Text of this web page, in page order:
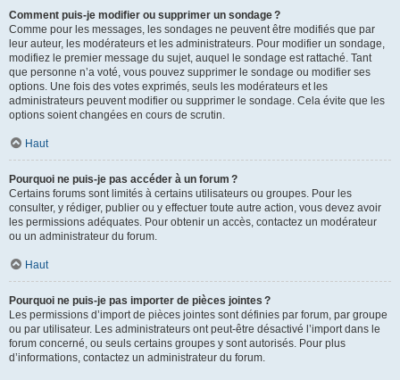
Comment puis-je modifier ou supprimer un sondage ?
Comme pour les messages, les sondages ne peuvent être modifiés que par
leur auteur, les modérateurs et les administrateurs. Pour modifier un sondage,
modifiez le premier message du sujet, auquel le sondage est rattaché. Tant
que personne n’a voté, vous pouvez supprimer le sondage ou modifier ses
options. Une fois des votes exprimés, seuls les modérateurs et les
administrateurs peuvent modifier ou supprimer le sondage. Cela évite que les
options soient changées en cours de scrutin.
Haut
Pourquoi ne puis-je pas accéder à un forum ?
Certains forums sont limités à certains utilisateurs ou groupes. Pour les
consulter, y rédiger, publier ou y effectuer toute autre action, vous devez avoir
les permissions adéquates. Pour obtenir un accès, contactez un modérateur
ou un administrateur du forum.
Haut
Pourquoi ne puis-je pas importer de pièces jointes ?
Les permissions d’import de pièces jointes sont définies par forum, par groupe
ou par utilisateur. Les administrateurs ont peut-être désactivé l’import dans le
forum concerné, ou seuls certains groupes y sont autorisés. Pour plus
d’informations, contactez un administrateur du forum.